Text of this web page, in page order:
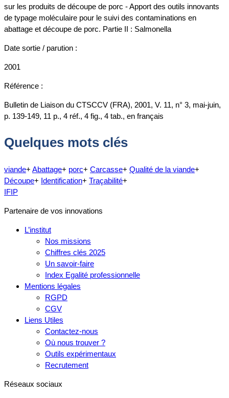
sur les produits de découpe de porc - Apport des outils innovants
de typage moléculaire pour le suivi des contaminations en
abattage et découpe de porc. Partie II : Salmonella
Date sortie / parution :
2001
Référence :
Bulletin de Liaison du CTSCCV (FRA), 2001, V. 11, n° 3, mai-juin,
p. 139-149, 11 p., 4 réf., 4 fig., 4 tab., en français
Quelques mots clés
viande+ Abattage+ porc+ Carcasse+ Qualité de la viande+
Découpe+ Identification+ Traçabilité+
IFIP
Partenaire de vos innovations
L’institut
Nos missions
Chiffres clés 2025
Un savoir-faire
Index Egalité professionnelle
Mentions légales
RGPD
CGV
Liens Utiles
Contactez-nous
Où nous trouver ?
Outils expérimentaux
Recrutement
Réseaux sociaux